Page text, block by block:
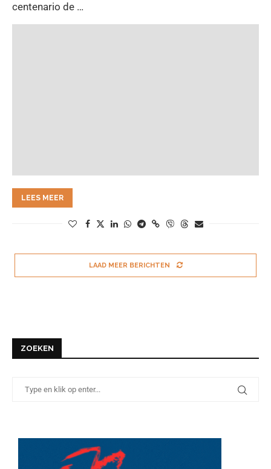
centenario de …
LEES MEER
LAAD MEER BERICHTEN
ZOEKEN